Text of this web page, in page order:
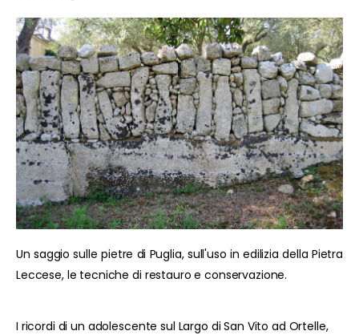
Un saggio sulle pietre di Puglia, sull'uso in edilizia della Pietra
Leccese, le tecniche di restauro e conservazione.
I ricordi di un adolescente sul Largo di San Vito ad Ortelle,